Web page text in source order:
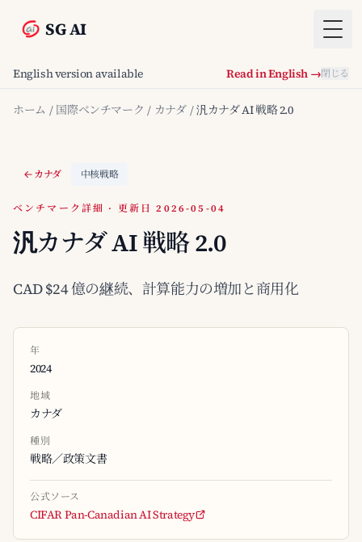
SG AI
English version available Read in English →閉じる
ホーム / 国際ベンチマーク / カナダ / 汎カナダ AI 戦略 2.0
カナダ 中核戦略
ベンチマーク詳細 · 更新日 2026-05-04
汎カナダ AI 戦略 2.0
CAD $24 億の継続、計算能力の増加と商用化
年
2024
地域
カナダ
種別
戦略／政策文書
公式ソース
CIFAR Pan-Canadian AI Strategy